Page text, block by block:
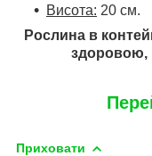
Висота: 20 см.
Рослина в
здоровою,
Приховати